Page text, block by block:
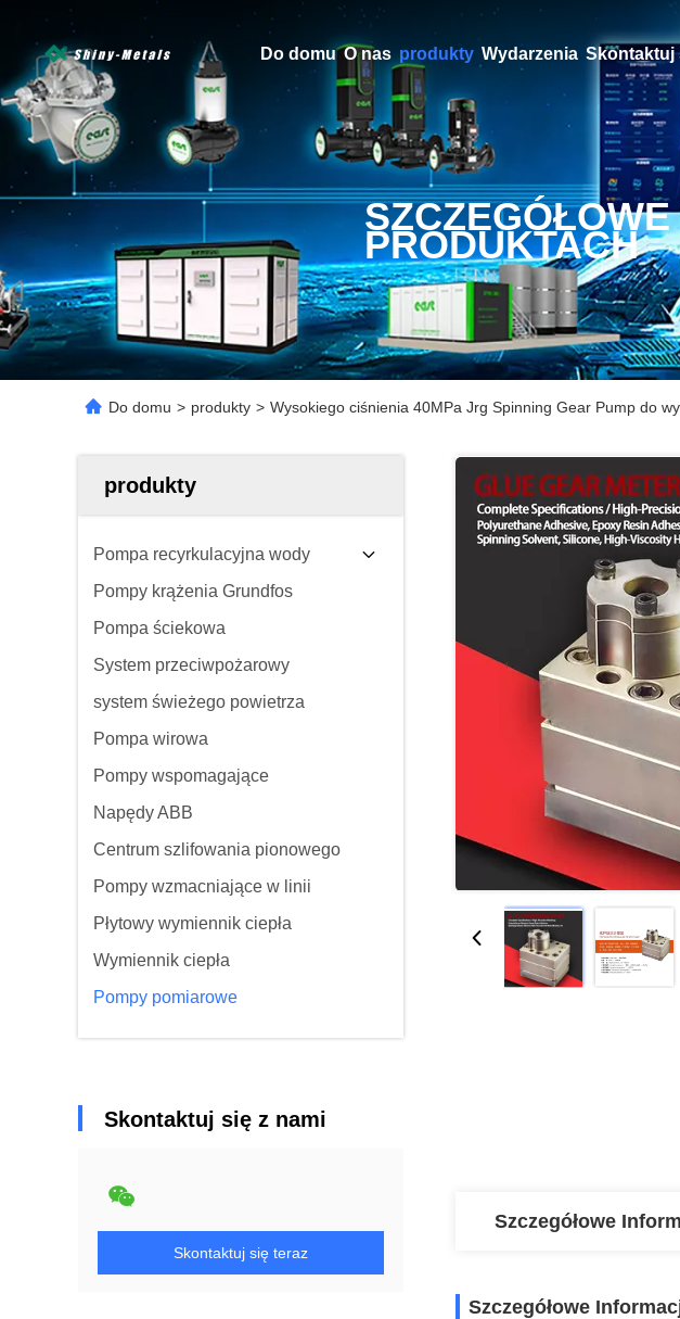
Do domu O nas produkty Wydarzenia Skontaktuj
PRODUKTACH
Do domu > produkty > Wysokiego ciśnienia 40MPa Jrg Spinning Gear Pump do
produkty
Pompa recyrkulacyjna wody
Pompy krążenia Grundfos
Pompa ściekowa
System przeciwpożarowy
system świeżego powietrza
Pompa wirowa
Pompy wspomagające
Napędy ABB
Centrum szlifowania pionowego
Pompy wzmacniające w linii
Płytowy wymiennik ciepła
Wymiennik ciepła
Pompy pomiarowe
Skontaktuj się z nami
Skontaktuj się teraz
Szczegółowe
Szczegółowe